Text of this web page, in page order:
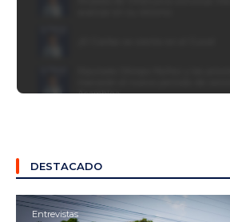
DESTACADO
Entrevistas